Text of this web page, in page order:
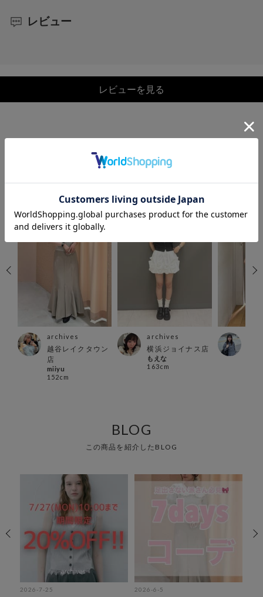
レビュー
レビューを見る
COORDINATE
archives
越谷レイクタウン
店
miiyu
152cm
archives
横浜ジョイナス店
もえな
163cm
BLOG
この商品を紹介したBLOG
2026-7-25 2026-6-5